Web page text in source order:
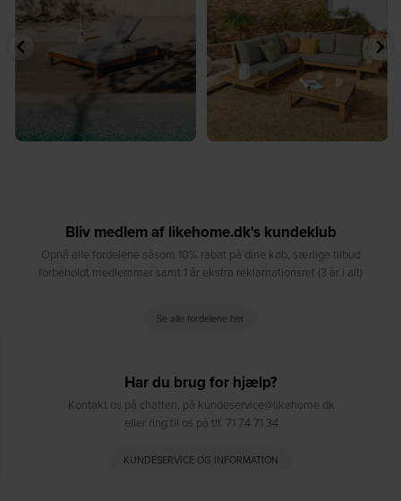
8 0
8 0
Bliv medlem af likehome.dk's kundeklub
Opnå alle fordelene såsom 10% rabat på dine køb, særlige tilbud
forbeholdt medlemmer samt 1 år ekstra reklamationsret (3 år i alt)
Se alle fordelene her
Har du brug for hjælp?
Kontakt os på chatten, på kundeservice@likehome.dk
eller ring til os på tlf. 71 74 71 34
KUNDESERVICE OG INFORMATION